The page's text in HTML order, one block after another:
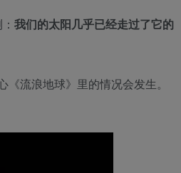
我们的太阳几乎已经走过了它的
流浪地球》里的情况会发生。